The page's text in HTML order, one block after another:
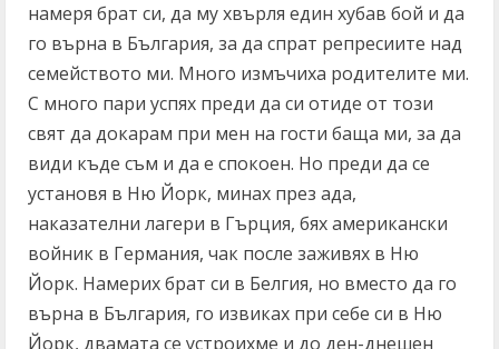
намеря брат си, да му хвърля един хубав бой и да
го върна в България, за да спрат репресиите над
семейството ми. Много измъчиха родителите ми.
С много пари успях преди да си отиде от този
свят да докарам при мен на гости баща ми, за да
види къде съм и да е спокоен. Но преди да се
установя в Ню Йорк, минах през ада,
наказателни лагери в Гърция, бях американски
войник в Германия, чак после заживях в Ню
Йорк. Намерих брат си в Белгия, но вместо да го
върна в България, го извиках при себе си в Ню
Йорк, двамата се устроихме и до ден-днешен